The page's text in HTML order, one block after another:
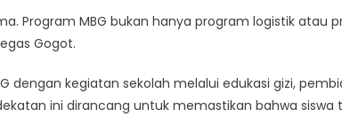
Program MBG bukan hanya program logistik atau
Gogot.
dengan kegiatan sekolah melalui edukasi gizi,
ini dirancang untuk memastikan bahwa